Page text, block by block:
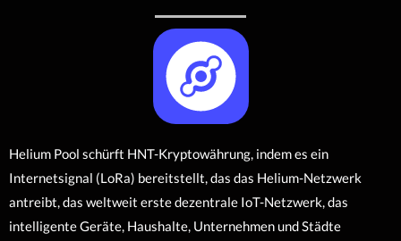
Helium Pool schürft HNT-Kryptowährung, indem es ein
Internetsignal (LoRa) bereitstellt, das das Helium-Netzwerk
antreibt, das weltweit erste dezentrale IoT-Netzwerk, das
intelligente Geräte, Haushalte, Unternehmen und Städte